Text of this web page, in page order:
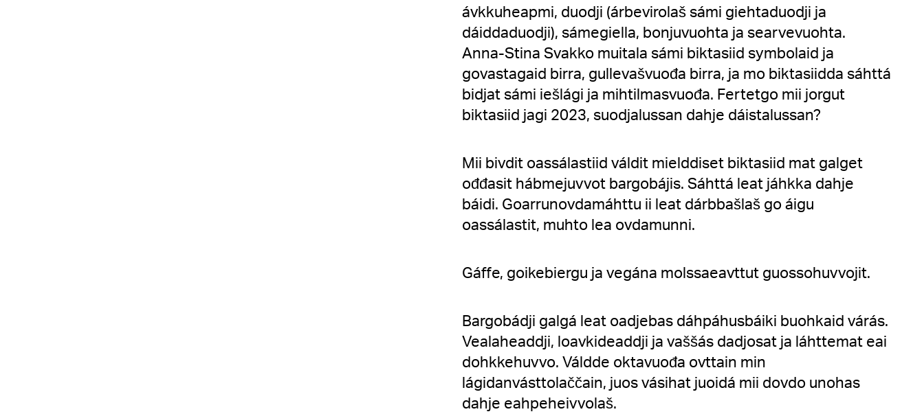
ávkkuheapmi, duodji (árbevirolaš sámi giehtaduodji ja
dáiddaduodji), sámegiella, bonjuvuohta ja searvevuohta.
Anna-Stina Svakko muitala sámi biktasiid symbolaid ja
govastagaid birra, gullevašvuođa birra, ja mo biktasiidda sáhttá
bidjat sámi iešlági ja mihtilmasvuođa. Fertetgo mii jorgut
biktasiid jagi 2023, suodjalussan dahje dáistalussan?
Mii bivdit oassálastiid váldit mielddiset biktasiid mat galget
ođđasit hábmejuvvot bargobájis. Sáhttá leat jáhkka dahje
báidi. Goarrunovdamáhttu ii leat dárbbašlaš go áigu
oassálastit, muhto lea ovdamunni.
Gáffe, goikebiergu ja vegána molssaeavttut guossohuvvojit.
Bargobádji galgá leat oadjebas dáhpáhusbáiki buohkaid várás.
Vealaheaddji, loavkideaddji ja vaššás dadjosat ja láhttemat eai
dohkkehuvvo. Váldde oktavuođa ovttain min
lágidanvásttolaččain, juos vásihat juoidá mii dovdo unohas
dahje eahpeheivvolaš.